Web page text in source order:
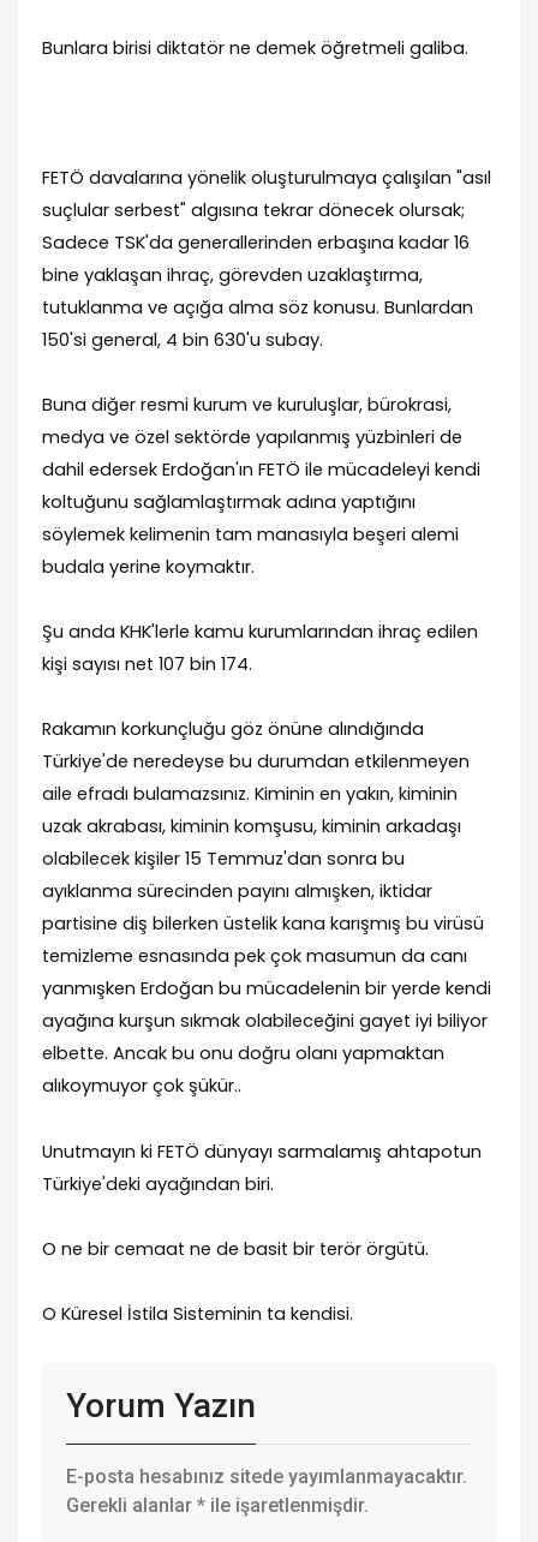
Bunlara birisi diktatör ne demek öğretmeli galiba.
FETÖ davalarına yönelik oluşturulmaya çalışılan "asıl
suçlular serbest" algısına tekrar dönecek olursak;
Sadece TSK'da generallerinden erbaşına kadar 16
bine yaklaşan ihraç, görevden uzaklaştırma,
tutuklanma ve açığa alma söz konusu. Bunlardan
150'si general, 4 bin 630'u subay.
Buna diğer resmi kurum ve kuruluşlar, bürokrasi,
medya ve özel sektörde yapılanmış yüzbinleri de
dahil edersek Erdoğan'ın FETÖ ile mücadeleyi kendi
koltuğunu sağlamlaştırmak adına yaptığını
söylemek kelimenin tam manasıyla beşeri alemi
budala yerine koymaktır.
Şu anda KHK'lerle kamu kurumlarından ihraç edilen
kişi sayısı net 107 bin 174.
Rakamın korkunçluğu göz önüne alındığında
Türkiye'de neredeyse bu durumdan etkilenmeyen
aile efradı bulamazsınız. Kiminin en yakın, kiminin
uzak akrabası, kiminin komşusu, kiminin arkadaşı
olabilecek kişiler 15 Temmuz'dan sonra bu
ayıklanma sürecinden payını almışken, iktidar
partisine diş bilerken üstelik kana karışmış bu virüsü
temizleme esnasında pek çok masumun da canı
yanmışken Erdoğan bu mücadelenin bir yerde kendi
ayağına kurşun sıkmak olabileceğini gayet iyi biliyor
elbette. Ancak bu onu doğru olanı yapmaktan
alıkoymuyor çok şükür..
Unutmayın ki FETÖ dünyayı sarmalamış ahtapotun
Türkiye'deki ayağından biri.
O ne bir cemaat ne de basit bir terör örgütü.
O Küresel İstila Sisteminin ta kendisi.
Yorum Yazın
E-posta hesabınız sitede yayımlanmayacaktır.
Gerekli alanlar * ile işaretlenmişdir.